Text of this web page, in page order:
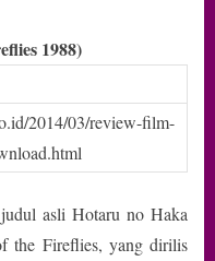
1988)
2014/03/review-film-
asli Hotaru no Haka
the Fireflies, yang dirilis